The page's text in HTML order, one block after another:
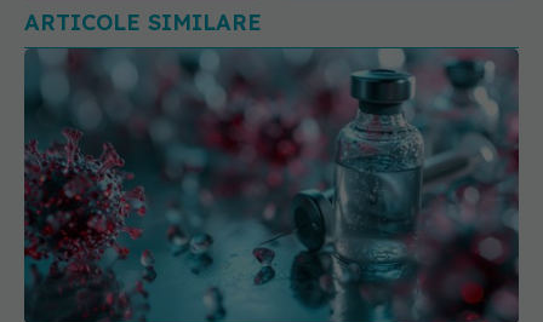
ARTICOLE SIMILARE